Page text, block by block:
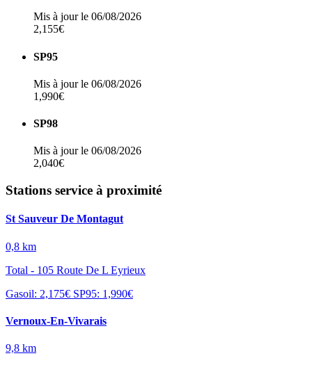
Mis à jour le 06/08/2026
2,155€
SP95
Mis à jour le 06/08/2026
1,990€
SP98
Mis à jour le 06/08/2026
2,040€
Stations service à proximité
St Sauveur De Montagut
0,8 km
Total - 105 Route De L Eyrieux
Gasoil: 2,175€ SP95: 1,990€
Vernoux-En-Vivarais
9,8 km